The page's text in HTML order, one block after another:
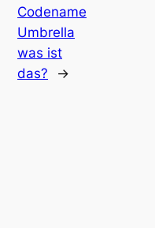
Codename
Umbrella
was ist
das?
→